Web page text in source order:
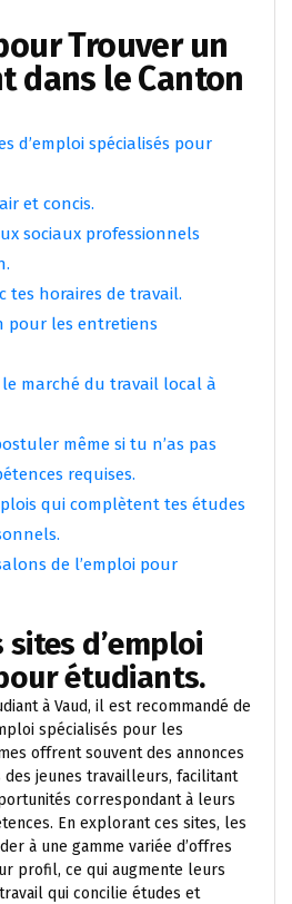
Trouver un
dans le Canton
d’emploi spécialisés pour
et concis.
sociaux professionnels
tes horaires de travail.
pour les entretiens
marché du travail local à
même si tu n’as pas
requises.
qui complètent tes études
de l’emploi pour
d’emploi
étudiants.
à Vaud, il est recommandé de
spécialisés pour les
offrent souvent des annonces
jeunes travailleurs, facilitant
correspondant à leurs
En explorant ces sites, les
à une gamme variée d’offres
profil, ce qui augmente leurs
qui concilie études et